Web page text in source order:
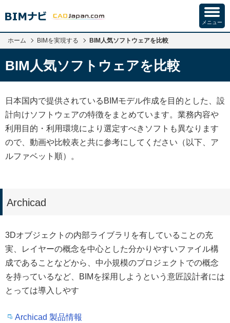
メニュー
ホーム BIMを実現する BIM人気ソフトウェアを比較
BIM人気ソフトウェアを比較
日本国内で提供されているBIMモデル作成を目的とした、設
計向けソフトウェアの特徴をまとめています。業務内容や
利用目的・利用環境により選定すべきソフトも異なります
ので、動画や比較表と共に参考にしてください（以下、ア
ルファベット順）。
Archicad
3Dオブジェクトの内部ライブラリを有していることの充
実、レイヤーの概念を中心とした分かりやすいファイル構
成であることなどから、中小規模のプロジェクトでの概念
を持っているなど、BIMを採用しようという意匠設計者には
とっては導入しやす
Archicad 製品情報